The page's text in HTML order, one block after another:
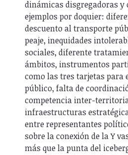
dinámicas disgregadoras y
ejemplos por doquier:
descuento al transporte
peaje, inequidades
sociales, diferente
ámbitos, instrumentos
como las tres tarjetas para
público, falta de
competencia inter-
infraestructuras
entre representantes
sobre la conexión de la Y
más que la punta del